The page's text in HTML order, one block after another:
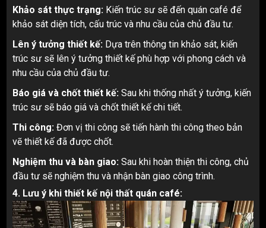
Khảo sát thực trạng: Kiến trúc sư sẽ đến quán café để
khảo sát diện tích, cấu trúc và nhu cầu của chủ đầu tư.
Lên ý tưởng thiết kế: Dựa trên thông tin khảo sát, kiến
trúc sư sẽ lên ý tưởng thiết kế phù hợp với phong cách và
nhu cầu của chủ đầu tư.
Báo giá và chốt thiết kế: Sau khi thống nhất ý tưởng, kiến
trúc sư sẽ báo giá và chốt thiết kế chi tiết.
Thi công: Đơn vị thi công sẽ tiến hành thi công theo bản
vẽ thiết kế đã được chốt.
Nghiệm thu và bàn giao: Sau khi hoàn thiện thi công, chủ
đầu tư sẽ nghiệm thu và nhận bàn giao công trình.
4. Lưu ý khi thiết kế nội thất quán café: